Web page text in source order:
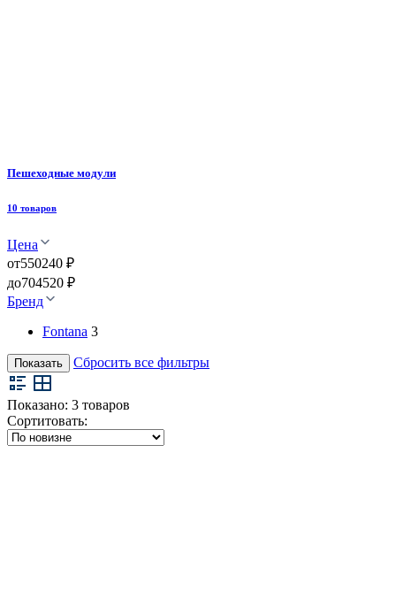
Пешеходные модули
10 товаров
Цена
от550240 ₽
до704520 ₽
Бренд
Fontana 3
Показать Сбросить все фильтры
Показано: 3 товаров
Сортитовать: